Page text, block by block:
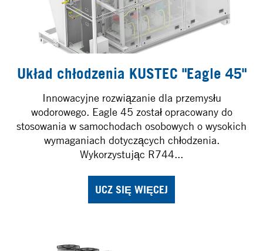
Układ chłodzenia KUSTEC "Eagle 45"
Innowacyjne rozwiązanie dla przemysłu
wodorowego. Eagle 45 został opracowany do
stosowania w samochodach osobowych o wysokich
wymaganiach dotyczących chłodzenia.
Wykorzystując R744...
UCZ SIĘ WIĘCEJ